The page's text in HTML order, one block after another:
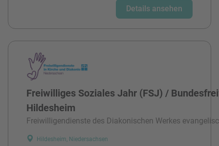
Details ansehen
Freiwilliges Soziales Jahr (FSJ) /
Hildesheim
Freiwilligendienste des Diakonischen Werkes
Hildesheim, Niedersachsen